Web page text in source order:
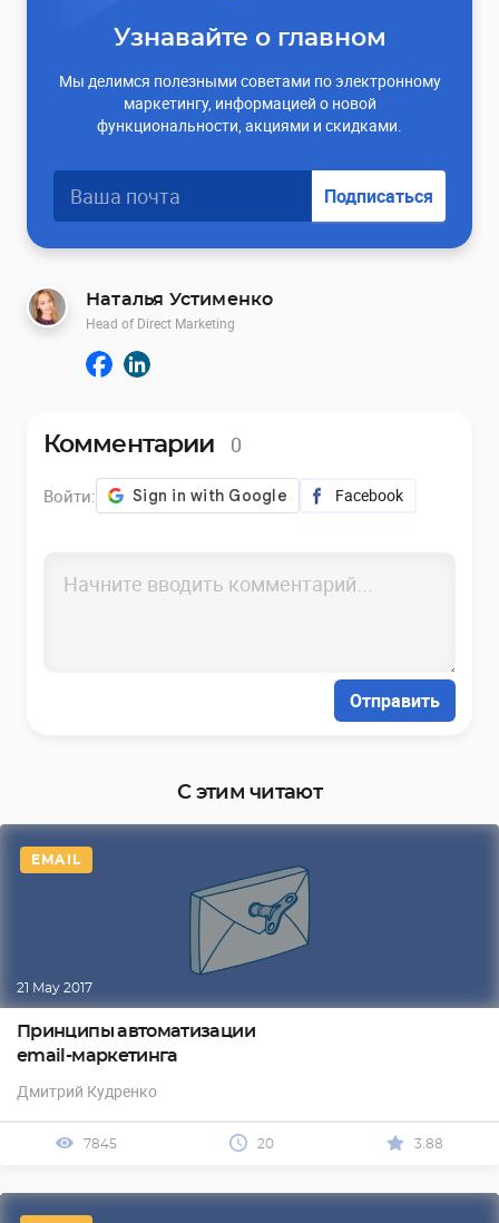
Узнавайте о главном
Мы делимся полезными советами по электронному
маркетингу, информацией о новой
функциональности, акциями и скидками.
Подписаться
Наталья Устименко
Head of Direct Marketing
Комментарии 0
Войти: Facebook
Отправить
С этим читают
EMAIL
21 May 2017
Принципы автоматизации
email-маркетинга
Дмитрий Кудренко
7845 20 3.88